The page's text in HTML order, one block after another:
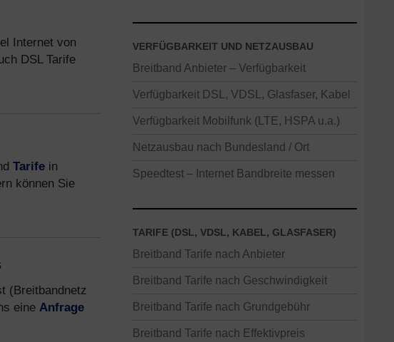
Internet von
DSL Tarife
Tarife in
können Sie
(Breitbandnetz
eine Anfrage
VERFÜGBARKEIT UND NETZAUSBAU
Breitband Anbieter – Verfügbarkeit
Verfügbarkeit DSL, VDSL, Glasfaser, Kabel
Verfügbarkeit Mobilfunk (LTE, HSPA u.a.)
Netzausbau nach Bundesland / Ort
Speedtest – Internet Bandbreite messen
TARIFE (DSL, VDSL, KABEL, GLASFASER)
Breitband Tarife nach Anbieter
Breitband Tarife nach Geschwindigkeit
Breitband Tarife nach Grundgebühr
Breitband Tarife nach Effektivpreis